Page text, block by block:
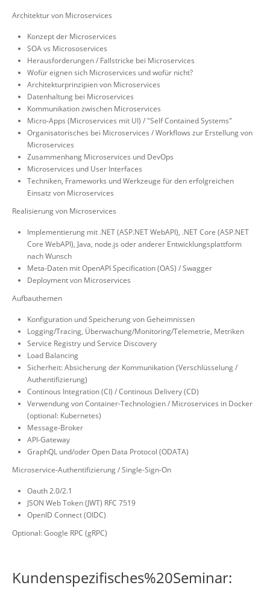
Architektur von Microservices
Konzept der Microservices
SOA vs Micrososervices
Herausforderungen / Fallstricke bei Microservices
Wofür eignen sich Microservices und wofür nicht?
Architekturprinzipien von Microservices
Datenhaltung bei Microservices
Kommunikation zwischen Microservices
Micro-Apps (Microservices mit UI) / "Self Contained Systems"
Organisatorisches bei Microservices / Workflows zur Erstellung von
Microservices
Zusammenhang Microservices und DevOps
Microservices und User Interfaces
Techniken, Frameworks und Werkzeuge für den erfolgreichen
Einsatz von Microservices
Realisierung von Microservices
Implementierung mit .NET (ASP.NET WebAPI), .NET Core (ASP.NET
Core WebAPI), Java, node.js oder anderer Entwicklungsplattform
nach Wunsch
Meta-Daten mit OpenAPI Specification (OAS) / Swagger
Deployment von Microservices
Aufbauthemen
Konfiguration und Speicherung von Geheimnissen
Logging/Tracing, Überwachung/Monitoring/Telemetrie, Metriken
Service Registry und Service Discovery
Load Balancing
Sicherheit: Absicherung der Kommunikation (Verschlüsselung /
Authentifizierung)
Continous Integration (CI) / Continous Delivery (CD)
Verwendung von Container-Technologien / Microservices in Docker
(optional: Kubernetes)
Message-Broker
API-Gateway
GraphQL und/oder Open Data Protocol (ODATA)
Microservice-Authentifizierung / Single-Sign-On
Oauth 2.0/2.1
JSON Web Token (JWT) RFC 7519
OpenID Connect (OIDC)
Optional: Google RPC (gRPC)
Kundenspezifisches%20Seminar: